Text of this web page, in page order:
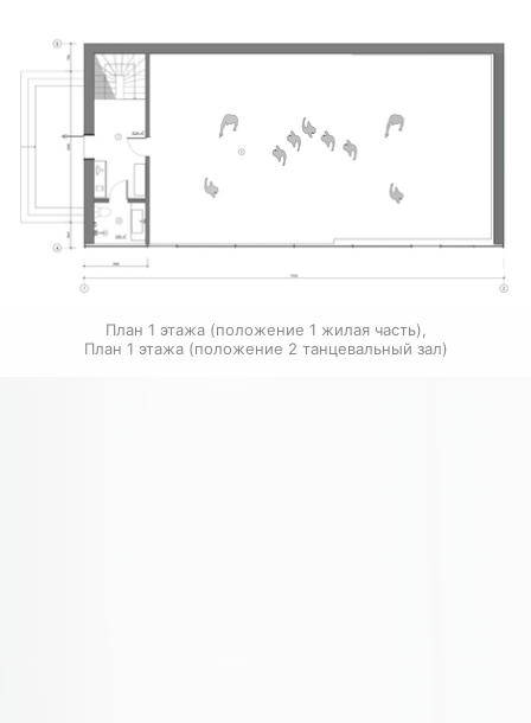
План 1 этажа (положение 1 жилая часть),
План 1 этажа (положение 2 танцевальный зал)